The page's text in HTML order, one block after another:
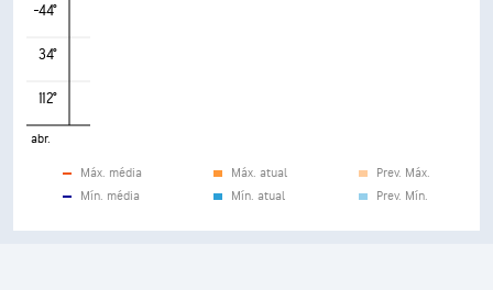
-44°
34°
112°
abr.
Máx. média
Mín. média
Máx. atual
Mín. atual
Prev. Máx.
Prev. Mín.